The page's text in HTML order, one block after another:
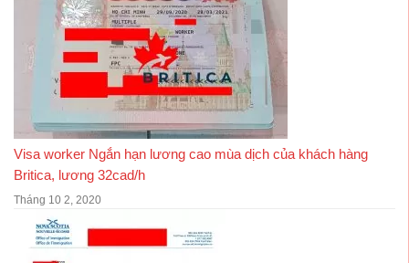
Visa worker Ngắn hạn lương cao mùa dịch của khách hàng
Britica, lương 32cad/h
Tháng 10 2, 2020